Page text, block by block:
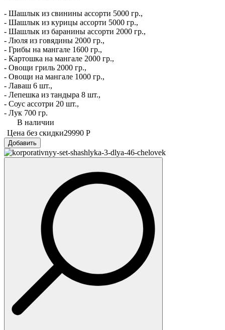
- Шашлык из свинины ассорти 5000 гр.,
- Шашлык из курицы ассорти 5000 гр.,
- Шашлык из баранины ассорти 2000 гр.,
- Люля из говядины 2000 гр.,
- Грибы на мангале 1600 гр.,
- Картошка на мангале 2000 гр.,
- Овощи гриль 2000 гр.,
- Овощи на мангале 1000 гр.,
- Лаваш 6 шт.,
- Лепешка из тандыра 8 шт.,
- Соус ассотри 20 шт.,
- Лук 700 гр.
В наличии
Цена без скидки29990 Р
Добавить